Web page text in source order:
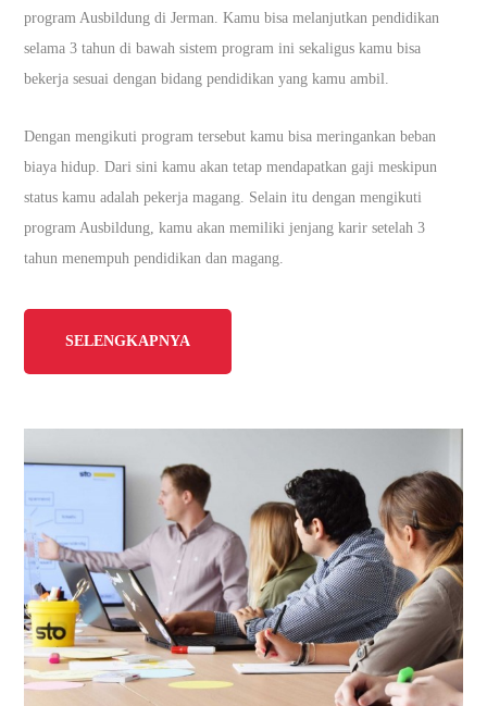
program Ausbildung di Jerman. Kamu bisa melanjutkan pendidikan
selama 3 tahun di bawah sistem program ini sekaligus kamu bisa
bekerja sesuai dengan bidang pendidikan yang kamu ambil.
Dengan mengikuti program tersebut kamu bisa meringankan beban
biaya hidup. Dari sini kamu akan tetap mendapatkan gaji meskipun
status kamu adalah pekerja magang. Selain itu dengan mengikuti
program Ausbildung, kamu akan memiliki jenjang karir setelah 3
tahun menempuh pendidikan dan magang.
SELENGKAPNYA